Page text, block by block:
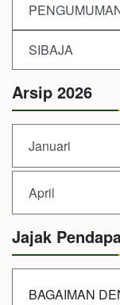
SIBAJA
Arsip 2026
Januari
April
Jajak
BAGAIMAN